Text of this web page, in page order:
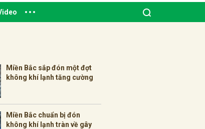
Miền Bắc sắp đón một đợt
không khí lạnh tăng cường
Miền Bắc chuẩn bị đón
không khí lạnh tràn về gây